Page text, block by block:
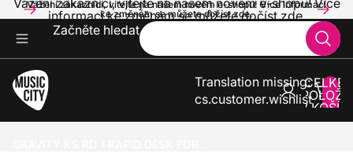
Vážení zákazníci, vítejte na našem novém e-shopu! Více informací
ke změnám se můžete dočíst zde.
Vážení zákazníci, vítejte na našem novém e-shopu! Více
informací ke změnám se můžete dočíst zde.
Začněte hledat
Translation missing:
cs.customer.wishlist
V
0